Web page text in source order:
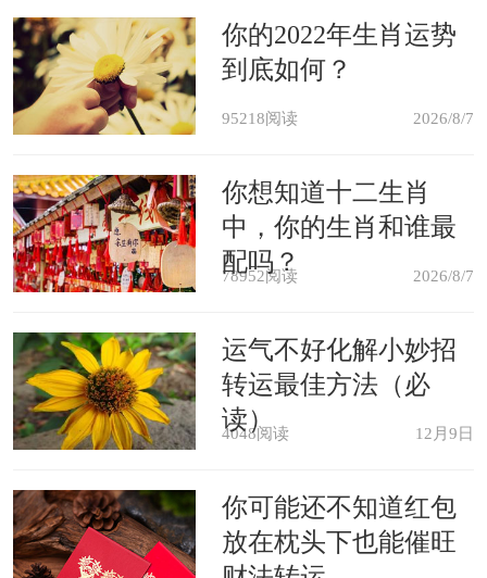
最好才肯罢休。所以有些事情明明是可
以和平解决的，但就是因为属马人的这
种高标准，导致他们常常得理不饶人，
人。
属猴：喜欢不依不饶
属猴人是个很固执，并且报复心很
重的人，若是有人得罪了他们，那么很
快就会被属猴人记恨上，并且他们会找
小事，属猴人都可以小题大做，时常找
对方麻烦，并且喜欢各种不依不饶的，
欢
你的2022年生肖运势
到底如何？
95218阅读 2026/8/7
你想知道十二生肖
中，你的生肖和谁最
配吗？
78952阅读 2026/8/7
运气不好化解小妙招
转运最佳方法（必
读）
4048阅读 12月9日
你可能还不知道红包
放在枕头下也能催旺